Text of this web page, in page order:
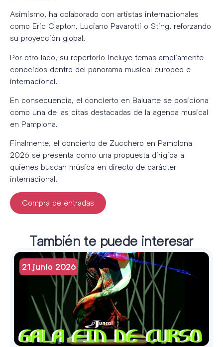
Asimismo, ha colaborado con artistas internacionales
como Eric Clapton, Luciano Pavarotti o Sting, reforzando
su proyección global.
Por otro lado, su repertorio incluye temas ampliamente
conocidos dentro del panorama musical europeo e
internacional.
En consecuencia, el concierto en Baluarte se posiciona
como una de las citas destacadas de la agenda musical
en Pamplona.
Finalmente, el concierto de Zucchero en Pamplona
2026 se presenta como una propuesta dirigida a
quienes buscan música en directo de carácter
internacional.
Compra de entradas
También te puede interesar
21 junio 2026